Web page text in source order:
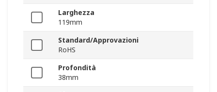
Larghezza
119mm
Standard/Approvazioni
RoHS
Profondità
38mm